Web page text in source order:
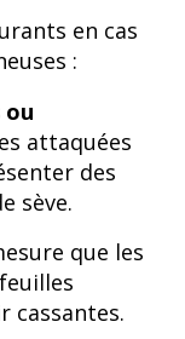
en cas
:
ou
attaquées
des
sève.
que les
cassantes.